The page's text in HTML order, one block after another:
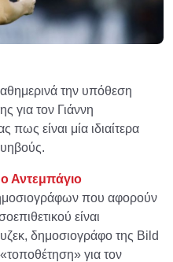
την υπόθεση
για τον Γιάννη
πως είναι μία ιδιαίτερα
Αντεμπάγιο
που αφορούν
είναι
δημοσιογράφο της Bild
για τον